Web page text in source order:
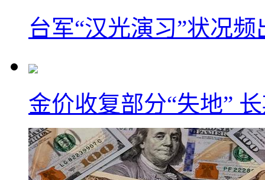
台军“汉光演习”状况
金价收复部分“失地”